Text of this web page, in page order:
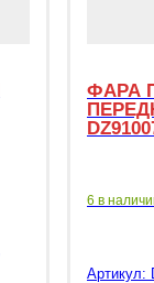
ФАРА
6 в
Артикул: